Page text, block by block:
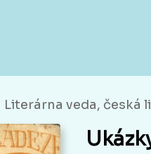
Literárna veda, česká